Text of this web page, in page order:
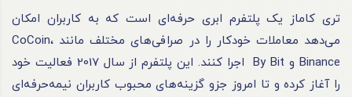
تری کاماز یک پلتفرم ابری حرفه‌ای است که به کاربران امکان
می‌دهد معاملات خودکار را در صرافی‌های مختلف مانند CoCoin،
Binance و By Bit اجرا کنند. این پلتفرم از سال 2017 فعالیت خود
را آغاز کرده و تا امروز جزو گزینه‌های محبوب کاربران نیمه‌حرفه‌ای